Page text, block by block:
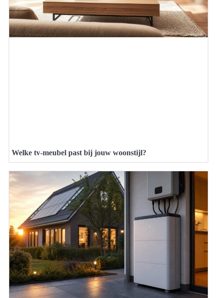
Welke tv-meubel past bij jouw woonstijl?